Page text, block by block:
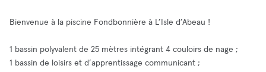
Bienvenue à la piscine Fondbonnière à L’Isle d’Abeau !
1 bassin polyvalent de 25 mètres intégrant 4 couloirs de nage ;
1 bassin de loisirs et d’apprentissage communicant ;